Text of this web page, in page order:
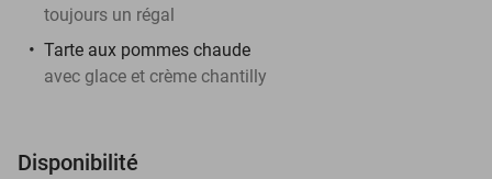
toujours un régal
Tarte aux pommes chaude
avec glace et crème chantilly
Disponibilité